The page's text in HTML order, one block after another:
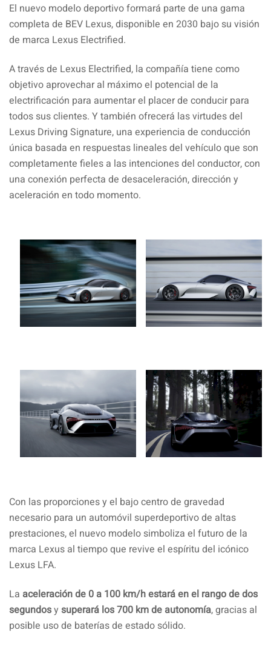
El nuevo modelo deportivo formará parte de una gama
completa de BEV Lexus, disponible en 2030 bajo su visión
de marca Lexus Electrified.
A través de Lexus Electrified, la compañía tiene como
objetivo aprovechar al máximo el potencial de la
electrificación para aumentar el placer de conducir para
todos sus clientes. Y también ofrecerá las virtudes del
Lexus Driving Signature, una experiencia de conducción
única basada en respuestas lineales del vehículo que son
completamente fieles a las intenciones del conductor, con
una conexión perfecta de desaceleración, dirección y
aceleración en todo momento.
Con las proporciones y el bajo centro de gravedad
necesario para un automóvil superdeportivo de altas
prestaciones, el nuevo modelo simboliza el futuro de la
marca Lexus al tiempo que revive el espíritu del icónico
Lexus LFA.
La aceleración de 0 a 100 km/h estará en el rango de dos
segundosy superará los 700 km de autonomía, gracias al
posible uso de baterías de estado sólido.